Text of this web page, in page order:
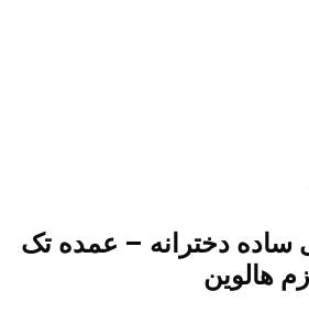
ساده دخترانه – عمده تک
هالوین